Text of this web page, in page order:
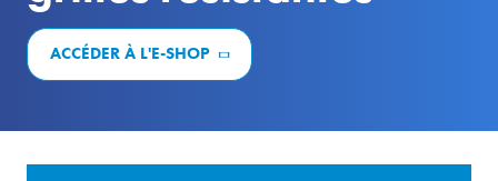
ACCÉDER À L'E-SHOP